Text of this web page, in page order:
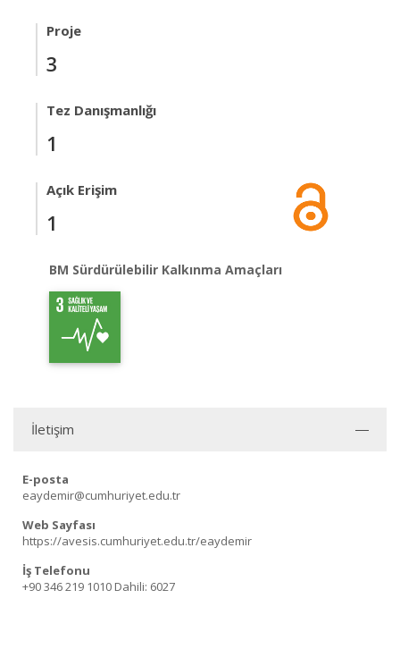
Proje
3
Tez Danışmanlığı
1
Açık Erişim
1
BM Sürdürülebilir Kalkınma Amaçları
İletişim
E-posta
eaydemir@cumhuriyet.edu.tr
Web Sayfası
https://avesis.cumhuriyet.edu.tr/eaydemir
İş Telefonu
+90 346 219 1010 Dahili: 6027